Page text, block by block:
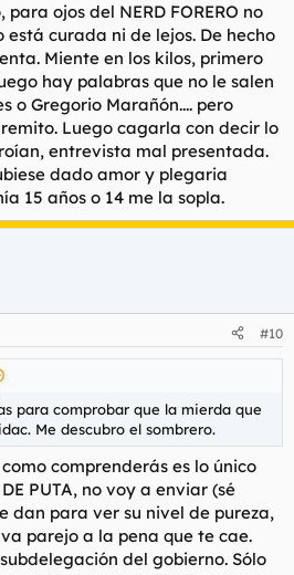
dar un descanso y seguiré con las
no hay economía que aguante
la casa de campo a que me follen
C y un resfriado.
puta heroína INYECTADA y lo que
le pasó a ella. De todas formas en
llega a decir, que la HEROÍNA ES
QUE HAY, es como
ahí creo que la cagó, ya que
entrevista.
necesitaremos su consentimiento
de terceros.
más detallada, consulte nuestra
ojos del NERD FORERO no
curada ni de lejos. De hecho
Miente en los kilos, primero
hay palabras que no le salen
o Gregorio Marañón.... pero
Luego cagarla con decir lo
entrevista mal presentada.
dado amor y plegaria
15 años o 14 me la sopla.
#10
para comprobar que la mierda que
Me descubro el sombrero.
comprenderás es lo único
PUTA, no voy a enviar (sé
dan para ver su nivel de pureza,
parejo a la pena que te cae.
del gobierno. Sólo